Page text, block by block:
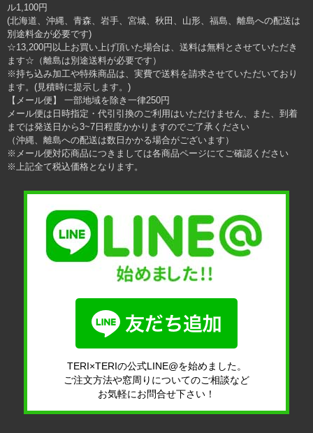
ル1,100円
(北海道、沖縄、青森、岩手、宮城、秋田、山形、福島、離島への配送は
別途料金が必要です)
☆13,200円以上お買い上げ頂いた場合は、送料は無料とさせていただき
ます☆（離島は別途送料が必要です）
※持ち込み加工や特殊商品は、実費で送料を請求させていただいており
ます。(見積時に提示します。)
【メール便】 一部地域を除き一律250円
メール便は日時指定・代引引換のご利用はいただけません、また、到着
までは発送日から3~7日程度かかりますのでご了承ください
（沖縄、離島への配送は数日かかる場合がございます）
※メール便対応商品につきましては各商品ページにてご確認ください
※上記全て税込価格となります。
TERI×TERIの公式LINE@を始めました。
ご注文方法や窓周りについてのご相談など
お気軽にお問合せ下さい！